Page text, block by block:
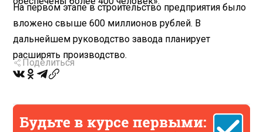
На первом этапе в строительство предприятия было
вложено свыше 600 миллионов рублей. В
дальнейшем руководство завода планирует
расширять производство.
Поделиться